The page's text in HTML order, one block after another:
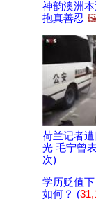
神韵澳洲
抱真善忍
荷兰记者
光 毛宁曾
次)
学历贬值
如何？ (